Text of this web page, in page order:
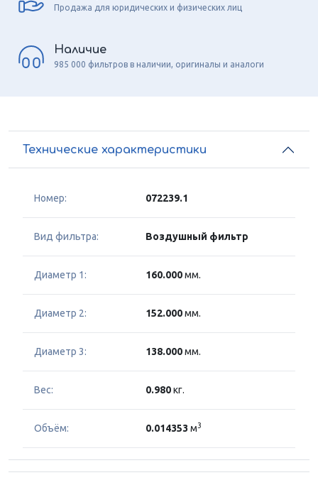
Продажа для юридических и физических лиц
Наличие
985 000 фильтров в наличии, оригиналы и аналоги
Технические характеристики
Номер: 072239.1
Вид фильтра: Воздушный фильтр
Диаметр 1: 160.000мм.
Диаметр 2: 152.000мм.
Диаметр 3: 138.000мм.
Вес: 0.980кг.
Объём: 0.014353 м3